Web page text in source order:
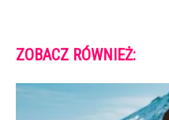
ZOBACZ RÓWNIEŻ: